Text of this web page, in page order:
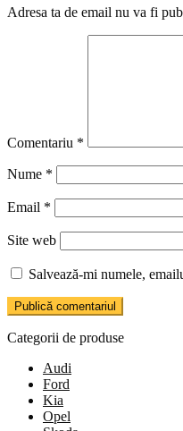
Adresa ta de email nu va fi
Comentariu *
Nume *
Email *
Site web
Salvează-mi numele,
Categorii de produse
Audi
Ford
Kia
Opel